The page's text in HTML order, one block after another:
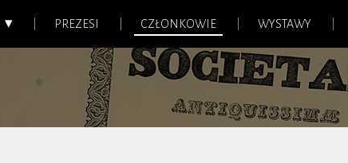
PREZESI CZŁONKOWIE WYSTAWY